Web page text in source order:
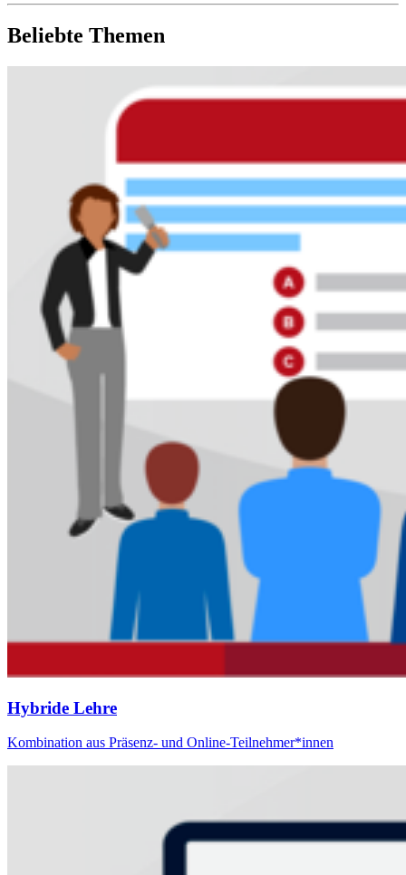
Beliebte Themen
Hybride Lehre
Kombination aus Präsenz- und Online-Teilnehmer*innen